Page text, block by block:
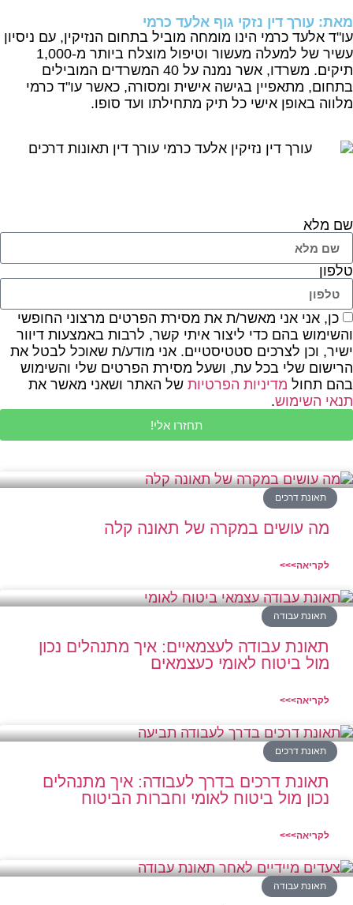
מאת: עורך דין נזקי גוף אלעד כרמי
עו"ד אלעד כרמי הינו מומחה מוביל בתחום הנזיקין, עם ניסיון
עשיר של למעלה מעשור וטיפול מוצלח ביותר מ-1,000
תיקים. משרדו, אשר נמנה על 40 המשרדים המובילים
בתחום, מתאפיין בגישה אישית ומסורה, כאשר עו"ד כרמי
מלווה באופן אישי כל תיק מתחילתו ועד סופו.
שם מלא
טלפון
כן, אני אני מאשר/ת את מסירת הפרטים מרצוני החופשי
והשימוש בהם כדי ליצור איתי קשר, לרבות באמצעות דיוור
ישיר, וכן לצרכים סטטיסטיים. אני מודע/ת שאוכל לבטל את
הרישום שלי בכל עת, ושעל מסירת הפרטים שלי והשימוש
בהם תחול מדיניות הפרטיות של האתר ושאני מאשר את
תנאי השימוש.
תחזרו אלי!
תאונת דרכים
מה עושים במקרה של תאונה קלה
לקריאה>>>
תאונת עבודה
תאונת עבודה לעצמאיים: איך מתנהלים נכון
מול ביטוח לאומי כעצמאים
לקריאה>>>
תאונת דרכים
תאונת דרכים בדרך לעבודה: איך מתנהלים
נכון מול ביטוח לאומי וחברות הביטוח
לקריאה>>>
תאונת עבודה